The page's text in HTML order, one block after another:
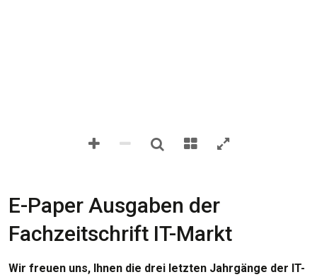
E-Paper Ausgaben der
Fachzeitschrift IT-Markt
Wir freuen uns, Ihnen die drei letzten Jahrgänge der IT-